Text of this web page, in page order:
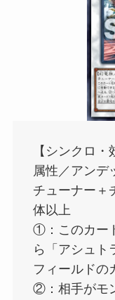
【シンクロ
属性／アンデ
チューナー＋
体以上
①：このカー
ら「アシュト
フィールドの
②：相手がモ